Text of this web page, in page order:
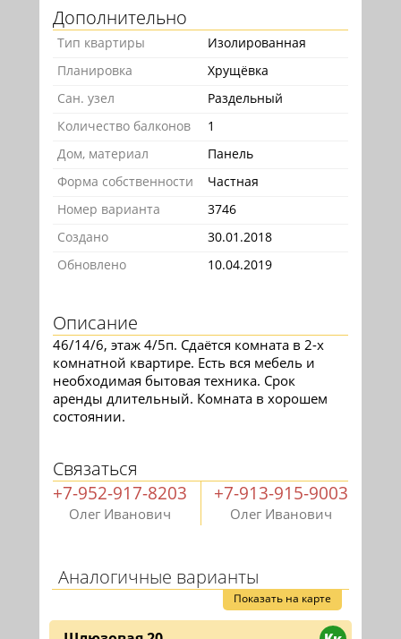
Дополнительно
Тип квартиры
Изолированная
Планировка
Хрущёвка
Сан. узел
Раздельный
Количество балконов
1
Дом, материал
Панель
Форма собственности
Частная
Номер варианта
3746
Создано
30.01.2018
Обновлено
10.04.2019
Описание
46/14/6, этаж 4/5п. Сдаётся комната в 2-х
комнатной квартире. Есть вся мебель и
необходимая бытовая техника. Срок
аренды длительный. Комната в хорошем
состоянии.
Связаться
+7-952-917-8203
Олег Иванович
+7-913-915-9003
Олег Иванович
Аналогичные варианты
Показать на карте